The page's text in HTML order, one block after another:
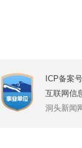
ICP备案
互联网信
洞头新闻